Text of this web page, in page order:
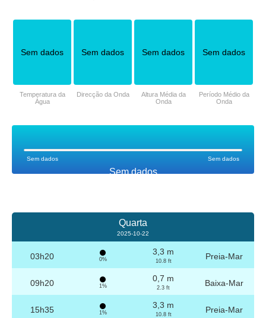
Sem dados
Sem dados Sem dados
Sem dados
Temperatura da
Água
Sem dados
Direcção da Onda
Sem dados
Altura Média da
Onda
Sem dados
Período Médio da
Onda
Quarta
2025-10-22
03h20 0%
3,3 m
10.8 ft Preia-Mar
09h20 1%
0,7 m
2.3 ft Baixa-Mar
15h35 1%
3,3 m
10.8 ft Preia-Mar